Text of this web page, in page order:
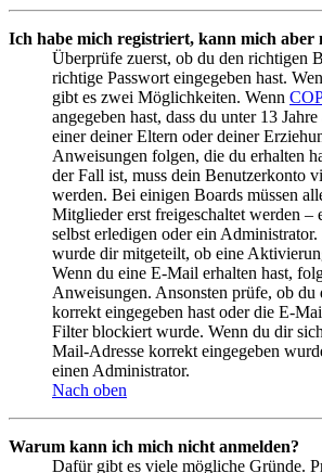
Ich habe mich registriert, kann mich aber
Überprüfe zuerst, ob du den richtigen
richtige Passwort eingegeben hast.
gibt es zwei Möglichkeiten. Wenn
angegeben hast, dass du unter 13
einer deiner Eltern oder deiner
Anweisungen folgen, die du erhalten
der Fall ist, muss dein Benutzerkonto
werden. Bei einigen Boards müssen
Mitglieder erst freigeschaltet werden –
selbst erledigen oder ein
wurde dir mitgeteilt, ob eine
Wenn du eine E-Mail erhalten hast,
Anweisungen. Ansonsten prüfe, ob
korrekt eingegeben hast oder die E-
Filter blockiert wurde. Wenn du dir
Mail-Adresse korrekt eingegeben
einen Administrator.
Nach oben
Warum kann ich mich nicht anmelden?
Dafür gibt es viele mögliche Gründe.